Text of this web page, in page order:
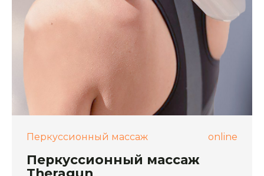
Перкуссионный массаж online
Перкуссионный массаж